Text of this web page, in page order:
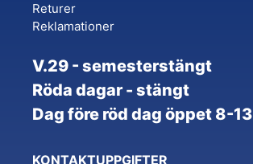
Returer
Reklamationer
V.29 - semesterstängt
Röda dagar - stängt
Dag före röd dag öppet 8-13
KONTAKTUPPGIFTER